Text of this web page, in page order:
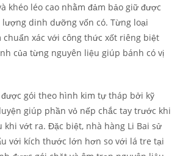
khéo léo cao nhằm đảm bảo giữ được
dinh dưỡng vốn có. Từng loại
xác với công thức xốt riêng biệt
của từng nguyên liệu giúp bánh có vị
gói theo hình kim tự tháp bởi kỹ
giúp phần vỏ nếp chắc tay trước khi
khi vớt ra. Đặc biệt, nhà hàng Li Bai sử
với kích thước lớn hơn so với lá tre tại